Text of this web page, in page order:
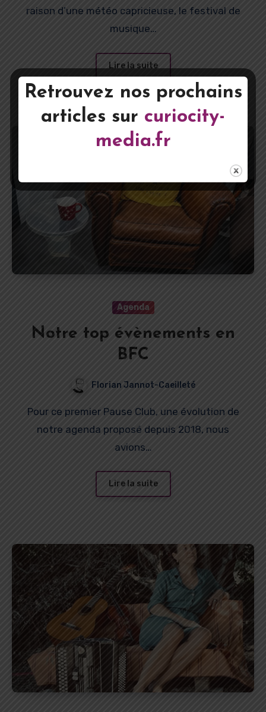
raison d’une météo capricieuse, le festival de
musique…
Lire la suite
Agenda
Notre top évènements en
BFC
Florian Jannot-Caeilleté
Pour ce premier Pause Club, une évolution de
notre agenda proposé depuis 2018, nous
avions…
Lire la suite
Retrouvez nos prochains
articles sur curiocity-
media.fr